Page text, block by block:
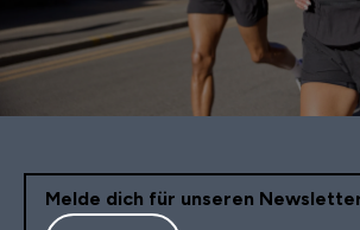
Melde dich für unseren